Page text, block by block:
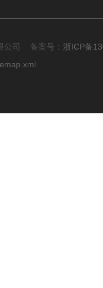
公司 备案号： 浙ICP备